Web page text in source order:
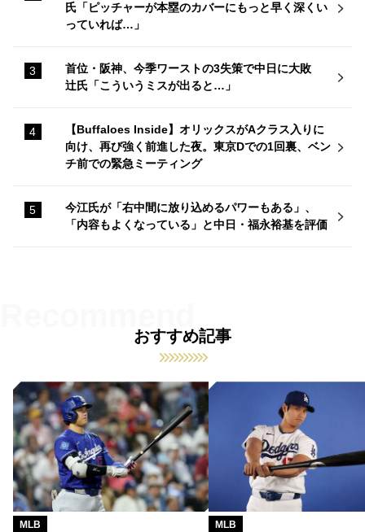
氏「ピッチャーが本塁のカバーにもっと早く深くい
っていれば…」
首位・阪神、今季ワーストの3失策で中日に大敗
辻氏「こういうミスが出ると…」
【Buffaloes Inside】オリックスがAクラス入りに
向け、再び強く前進した夜。東京Dでの1回裏、ベン
チ前での緊急ミーティング
今江氏が「右中間に放り込めるパワーもある」、
「内容もよくなっている」と中日・福永裕基を評価
おすすめ記事
MLB MLB